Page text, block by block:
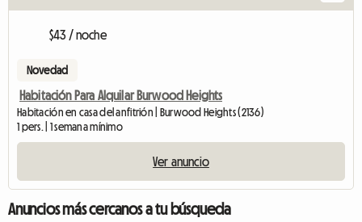
$43 / noche
Novedad
Habitación Para Alquilar Burwood Heights
Habitación en casa del anfitrión | Burwood Heights (2136)
1 pers. | 1 semana mínimo
Ver anuncio
Anuncios más cercanos a tu búsqueda